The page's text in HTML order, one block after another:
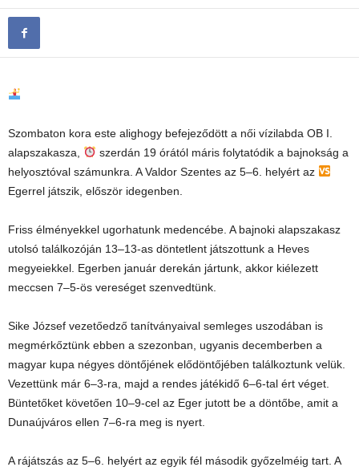
Szombaton kora este alighogy befejeződött a női vízilabda OB I.
alapszakasza,
szerdán 19 órától máris folytatódik a bajnokság a
helyosztóval számunkra. A Valdor Szentes az 5–6. helyért az
Egerrel játszik, először idegenben.
Friss élményekkel ugorhatunk medencébe. A bajnoki alapszakasz
utolsó találkozóján 13–13-as döntetlent játszottunk a Heves
megyeiekkel. Egerben január derekán jártunk, akkor kiélezett
meccsen 7–5-ös vereséget szenvedtünk.
Sike József vezetőedző tanítványaival semleges uszodában is
megmérkőztünk ebben a szezonban, ugyanis decemberben a
magyar kupa négyes döntőjének elődöntőjében találkoztunk velük.
Vezettünk már 6–3-ra, majd a rendes játékidő 6–6-tal ért véget.
Büntetőket követően 10–9-cel az Eger jutott be a döntőbe, amit a
Dunaújváros ellen 7–6-ra meg is nyert.
A rájátszás az 5–6. helyért az egyik fél második győzelméig tart. A